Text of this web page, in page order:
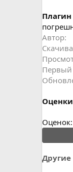
Плагин
Автор
Первый
Оценки
0
.
0
0
з
Другие